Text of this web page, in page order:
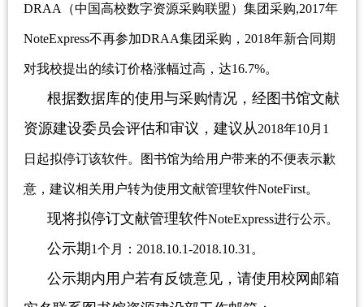
DRAA（中国高校数字资源采购联盟）集团采购,2017年
NoteExpress不再参加DRAA集团采购，2018年新合同期
对我校提出的续订价格涨幅过高，达16.7%。
根据数据库的使用与采购情况，经图书馆文献
资源建设委员会评估和审议，建议从2018年10月1
日起拟停订该软件。图书馆为给用户带来的不便表示歉
意，建议相关用户转为使用文献管理软件NoteFirst。
现将拟停订文献管理软件NoteExpress进行公示。
公示期1个月：2018.10.1-2018.10.31。
公示期内用户若有反馈意见，请使用校网邮箱